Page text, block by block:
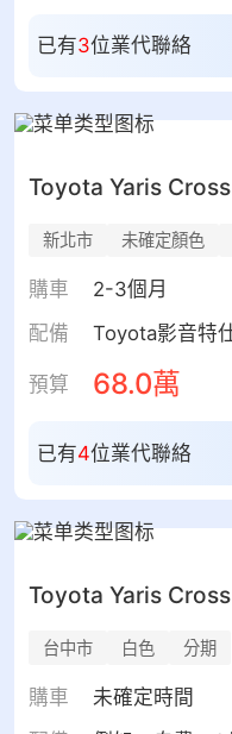
已有3位業代聯絡
Toyota Yaris Cross
新北市 未確定顏色
購車
2-3個月
配備
預算 68.0萬
已有4位業代聯絡
Toyota Yaris Cross
台中市 白色 分期
購車
未確定時間